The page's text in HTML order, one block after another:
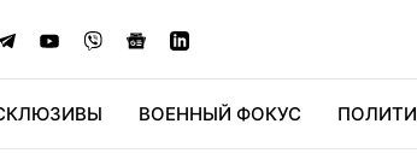
ВОЕННЫЙ ФОКУС